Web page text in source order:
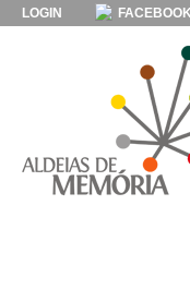
LOGIN FACEBOOK